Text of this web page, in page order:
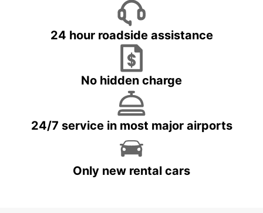
24 hour roadside assistance
No hidden charge
24/7 service in most major airports
Only new rental cars